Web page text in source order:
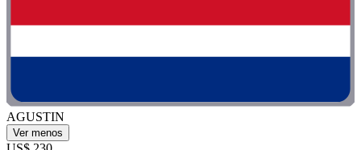
AGUSTIN
Ver menos